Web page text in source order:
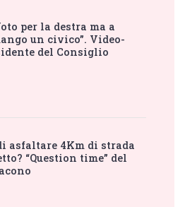
per la destra ma a
un civico”. Video-
del Consiglio
asfaltare 4Km di strada
“Question time” del